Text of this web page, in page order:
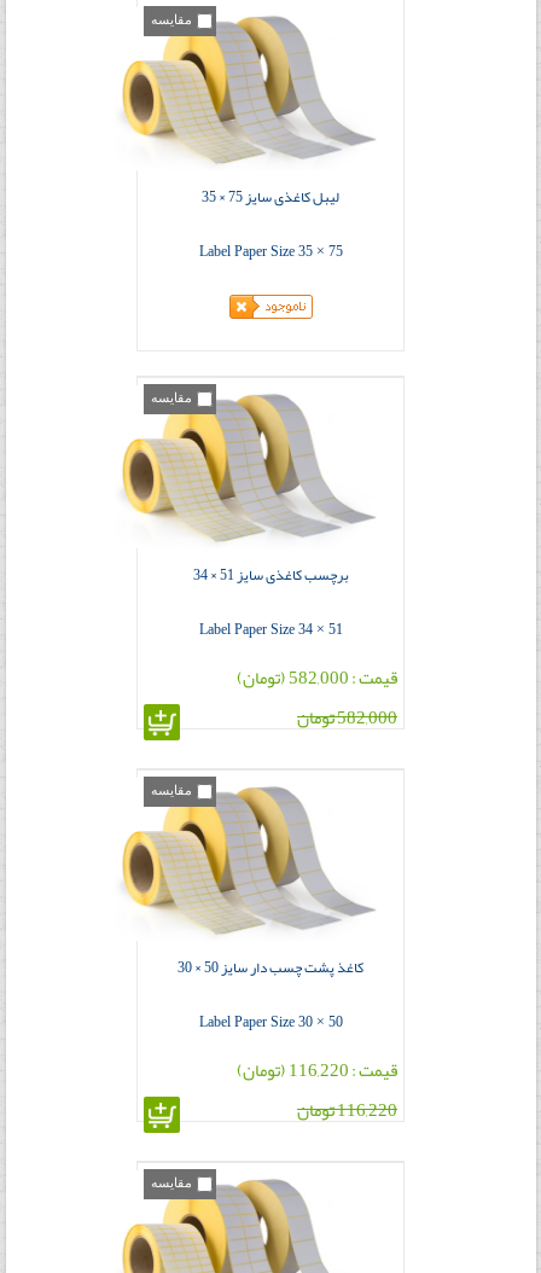
مقایسه
لیبل کاغذی سایز 75 × 35
Label Paper Size 35 × 75
مقایسه
برچسب کاغذی سایز 51 × 34
Label Paper Size 34 × 51
قیمت : 582,000 (تومان)
582,000 تومان
مقایسه
کاغذ پشت چسب دار سایز 50 × 30
Label Paper Size 30 × 50
قیمت : 116,220 (تومان)
116,220 تومان
مقایسه